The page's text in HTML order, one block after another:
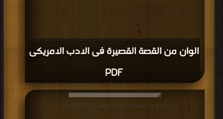
الوان من القصة القصيرة فى الادب الامريكى
PDF
قراءة و تحميل كتاب نساء صغيرات (1) PDF مجانا